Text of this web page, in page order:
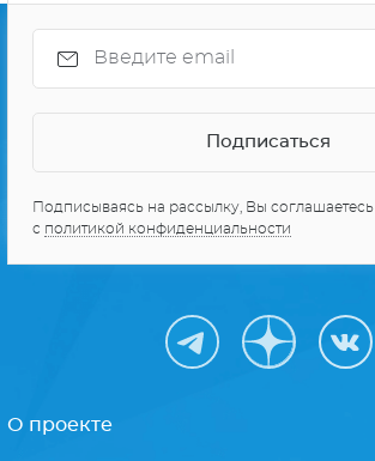
Подписываясь на рассылку, Вы соглашаетесь
с политикой конфиденциальности
О проекте